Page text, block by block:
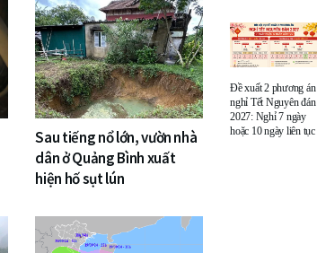
Sau tiếng nổ lớn, vườn nhà
dân ở Quảng Bình xuất
hiện hố sụt lún
Đề xuất 2 phương án
nghỉ Tết Nguyên đán
2027: Nghỉ 7 ngày
hoặc 10 ngày liên tục